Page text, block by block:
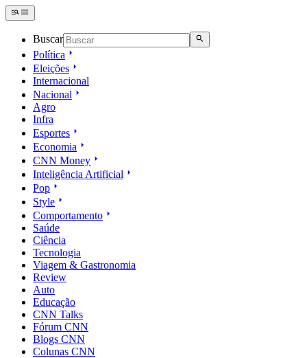
Buscar
Política
Eleições
Internacional
Nacional
Agro
Infra
Esportes
Economia
CNN Money
Inteligência Artificial
Pop
Style
Comportamento
Saúde
Ciência
Tecnologia
Viagem & Gastronomia
Review
Auto
Educação
CNN Talks
Fórum CNN
Blogs CNN
Colunas CNN